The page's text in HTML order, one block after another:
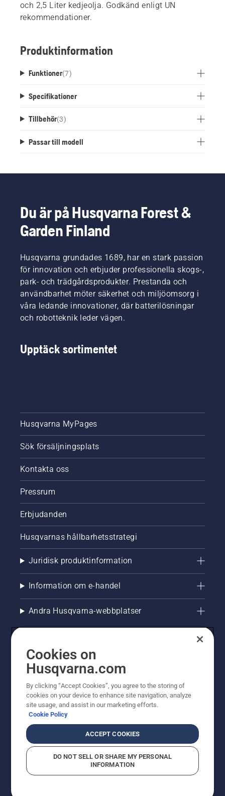
och 2,5 Liter kedjeolja. Godkänd enligt UN
rekommendationer.
Produktinformation
Funktioner(7)
Specifikationer
Tillbehör(3)
Passar till modell
Du är på Husqvarna Forest &
Garden Finland
Husqvarna grundades 1689, har en stark passion
för innovation och erbjuder professionella skogs-,
park- och trädgårdsprodukter. Prestanda och
användbarhet möter säkerhet och miljöomsorg i
våra ledande innovationer, där batterilösningar
och robotteknik leder vägen.
Upptäck sortimentet
Husqvarna MyPages
Sök försäljningsplats
Kontakta oss
Pressrum
Erbjudanden
Husqvarnas hållbarhetsstrategi
Juridisk produktinformation
Information om e-handel
Andra Husqvarna-webbplatser
© Husqvarna AB (publ). All rights reserved. Priserna
som visas är rekommenderade cirkapriser. Alla angivna
priser är rekommenderade försäljningspriser (inkl.
moms) om inte produkten är tillgänglig för direkt köp.
CookiepolicyAnvändningsvillkor Sekretessmeddelande
Företagsinformation
Cookies on
Husqvarna.com
By clicking “Accept Cookies”, you agree to the storing of
cookies on your device to enhance site navigation, analyze
site usage, and assist in our marketing efforts.
Cookie Policy
ACCEPT COOKIES
DO NOT SELL OR SHARE MY PERSONAL
INFORMATION